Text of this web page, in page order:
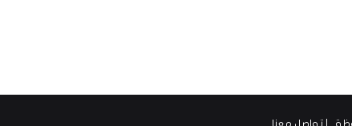
تواصل معنا